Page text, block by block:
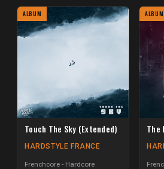
ALBUM
Touch The Sky (Extended)
HARDSTYLE FRANCE
Frenchcore - Hardcore
ALBUM
The